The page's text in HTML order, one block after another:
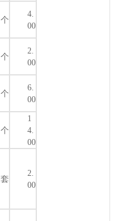
个
4.
00
个
2.
00
个
6.
00
个
1
4.
00
套
2.
00